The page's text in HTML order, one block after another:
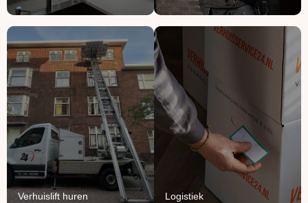
Verhuislift huren
Verhuislift
huren
Breng je verhuizing naar
grote hoogte met onze
verhuisliften.
Lees Meer
Logistiek
Logistiek
We vullen onze vrachten
aan met jouw meubels en
producten.